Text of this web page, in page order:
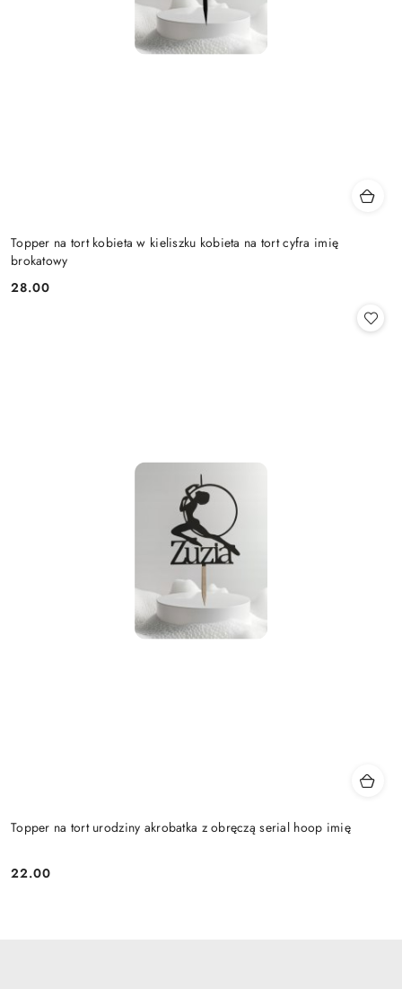
Topper na tort kobieta w kieliszku kobieta na tort cyfra imię
brokatowy
Cena:
28.00
Topper na tort urodziny akrobatka z obręczą serial hoop imię
Cena:
22.00